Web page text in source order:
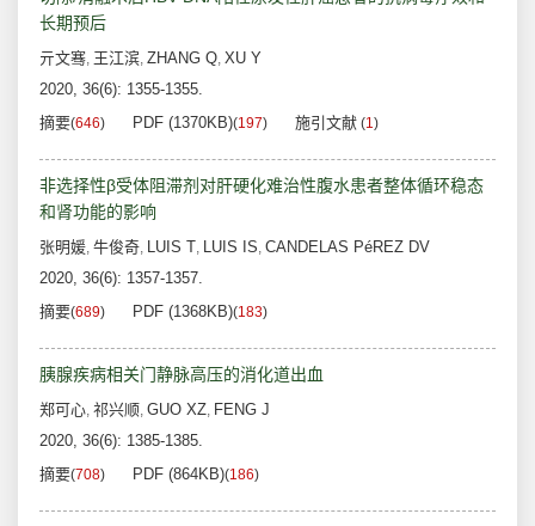
长期预后
亓文骞, 王江滨, ZHANG Q, XU Y
2020, 36(6): 1355-1355.
摘要(646) PDF (1370KB)(197) 施引文献 (1)
非选择性β受体阻滞剂对肝硬化难治性腹水患者整体循环稳态
和肾功能的影响
张明媛, 牛俊奇, LUIS T, LUIS IS, CANDELAS PéREZ DV
2020, 36(6): 1357-1357.
摘要(689) PDF (1368KB)(183)
胰腺疾病相关门静脉高压的消化道出血
郑可心, 祁兴顺, GUO XZ, FENG J
2020, 36(6): 1385-1385.
摘要(708) PDF (864KB)(186)